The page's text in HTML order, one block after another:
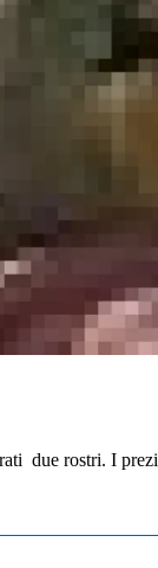
due rostri. I